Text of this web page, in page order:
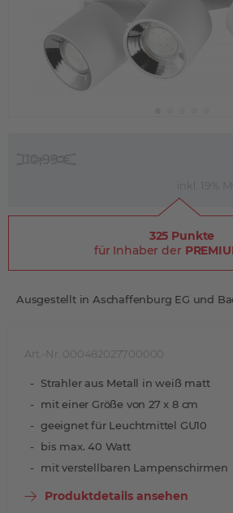
Art.-Nr. 000482027700000
Strahler aus Metall in weiß matt
mit einer Größe von 27 x 8 cm
geeignet für Leuchtmittel GU10
bis max. 40 Watt
mit verstellbaren Lampenschirmen
Produktdetails ansehen
inkl. 19%
325 Punkte
für Inhaber der
Ausgestellt in Aschaffenburg EG und